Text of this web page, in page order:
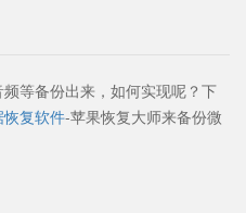
等备份出来，如何实现呢？下
复软件-苹果恢复大师来备份微